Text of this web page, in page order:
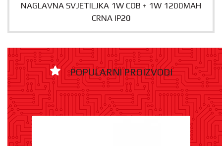
NAGLAVNA SVJETILJKA 1W COB + 1W 1200MAH
CRNA IP20
POPULARNI PROIZVODI